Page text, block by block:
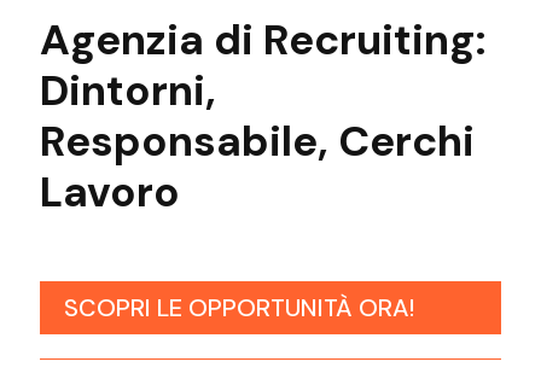
Agenzia di Recruiting:
Dintorni,
Responsabile, Cerchi
Lavoro
SCOPRI LE OPPORTUNITÀ ORA!